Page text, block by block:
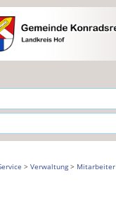
zur Startseitespringen.
> Verwaltung> Mitarbeiter